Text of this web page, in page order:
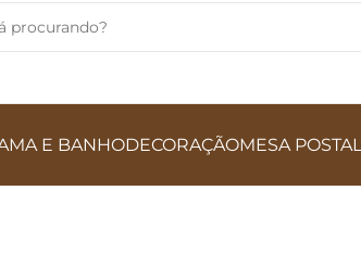
E BANHODECORAÇÃOMESA POSTA